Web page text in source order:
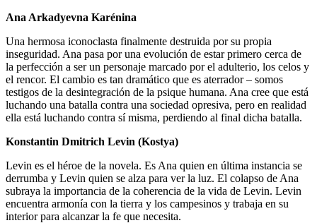
Ana Arkadyevna Karénina
Una hermosa iconoclasta finalmente destruida por su propia
inseguridad. Ana pasa por una evolución de estar primero cerca de
la perfección a ser un personaje marcado por el adulterio, los celos y
el rencor. El cambio es tan dramático que es aterrador – somos
testigos de la desintegración de la psique humana. Ana cree que está
luchando una batalla contra una sociedad opresiva, pero en realidad
ella está luchando contra sí misma, perdiendo al final dicha batalla.
Konstantin Dmitrich Levin (Kostya)
Levin es el héroe de la novela. Es Ana quien en última instancia se
derrumba y Levin quien se alza para ver la luz. El colapso de Ana
subraya la importancia de la coherencia de la vida de Levin. Levin
encuentra armonía con la tierra y los campesinos y trabaja en su
interior para alcanzar la fe que necesita.